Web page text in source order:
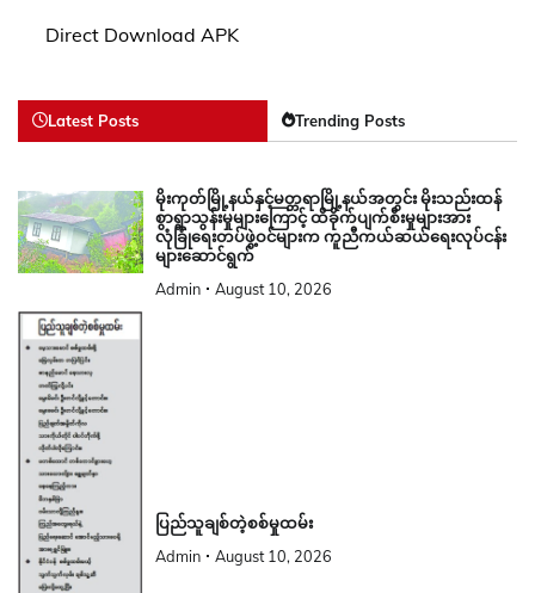
Direct Download APK
Latest Posts Trending Posts
မိုးကုတ်မြို့နယ်နှင့်မတ္တရာမြို့နယ်အတွင်း မိုးသည်းထန်
စွာရွာသွန်းမှုများကြောင့် ထိခိုက်ပျက်စီးမှုများအား
လုံခြုံရေးတပ်ဖွဲ့ဝင်များက ကူညီကယ်ဆယ်ရေးလုပ်ငန်း
များဆောင်ရွက်
Admin August 10, 2026
ပြည်သူချစ်တဲ့စစ်မှုထမ်း
Admin August 10, 2026